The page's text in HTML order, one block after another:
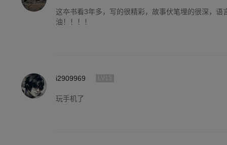
这夲书看3年多，写的很精彩，故事伏笔埋的很深，语
油！！！！
i2909969
玩手机了